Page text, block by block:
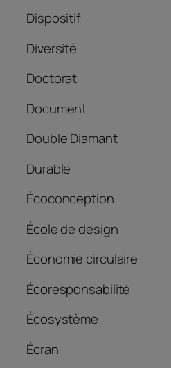
Dispositif
Diversité
Doctorat
Document
Double Diamant
Durable
Écoconception
École de design
Économie circulaire
Écoresponsabilité
Écosystème
Écran